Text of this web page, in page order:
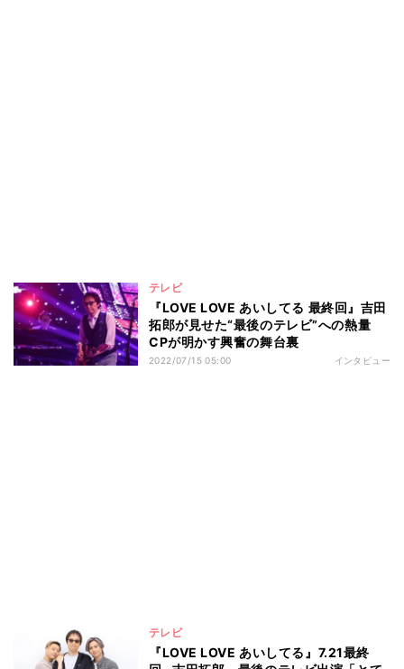
テレビ
『LOVE LOVE あいしてる 最終回』吉田
拓郎が見せた“最後のテレビ”への熱量
CPが明かす興奮の舞台裏
2022/07/15 05:00 インタビュー
テレビ
『LOVE LOVE あいしてる』7.21最終